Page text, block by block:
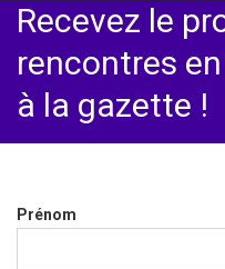
Recevez le
rencontres
à la gazette !
Prénom